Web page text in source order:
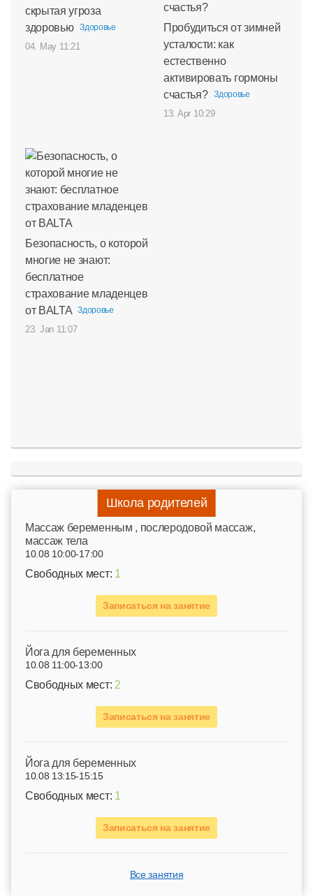
скрытая угроза
здоровью
Здоровье
04. May 11:21
Пробудиться от зимней
усталости: как
естественно
активировать гормоны
счастья?
Здоровье
13. Apr 10:29
Безопасность, о которой
многие не знают:
бесплатное
страхование младенцев
от BALTA
Здоровье
23. Jan 11:07
Школа родителей
Mассаж беременным , послеродовой массаж,
массаж тела
10.08 10:00-17:00
Свободных мест: 1
Записаться на занятие
Йога для беременных
10.08 11:00-13:00
Свободных мест: 2
Записаться на занятие
Йога для беременных
10.08 13:15-15:15
Свободных мест: 1
Записаться на занятие
Все занятия